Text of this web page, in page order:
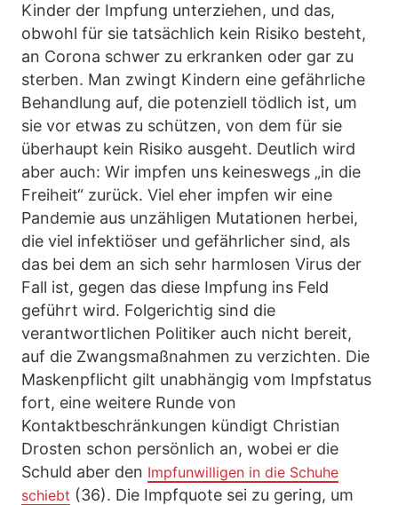
Kinder der Impfung unterziehen, und das,
obwohl für sie tatsächlich kein Risiko besteht,
an Corona schwer zu erkranken oder gar zu
sterben. Man zwingt Kindern eine gefährliche
Behandlung auf, die potenziell tödlich ist, um
sie vor etwas zu schützen, von dem für sie
überhaupt kein Risiko ausgeht. Deutlich wird
aber auch: Wir impfen uns keineswegs „in die
Freiheit“ zurück. Viel eher impfen wir eine
Pandemie aus unzähligen Mutationen herbei,
die viel infektiöser und gefährlicher sind, als
das bei dem an sich sehr harmlosen Virus der
Fall ist, gegen das diese Impfung ins Feld
geführt wird. Folgerichtig sind die
verantwortlichen Politiker auch nicht bereit,
auf die Zwangsmaßnahmen zu verzichten. Die
Maskenpflicht gilt unabhängig vom Impfstatus
fort, eine weitere Runde von
Kontaktbeschränkungen kündigt Christian
Drosten schon persönlich an, wobei er die
Schuld aber den Impfunwilligen in die Schuhe
schiebt (36). Die Impfquote sei zu gering, um